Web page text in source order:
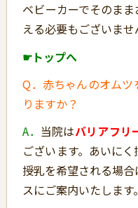
ベビーカーでそのま
える必要もございませ
☛トップへ
Q．赤ちゃんのオム
りますか？
A． 当院はバリアフリ
ございます。あいに
授乳を希望される場
スにご案内いたします。